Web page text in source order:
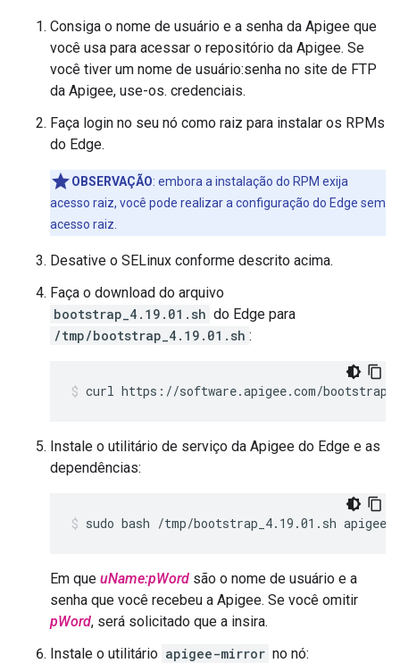
Consiga o nome de usuário e a senha da Apigee que
você usa para acessar o repositório da Apigee. Se
você tiver um nome de usuário:senha no site de FTP
da Apigee, use-os. credenciais.
Faça login no seu nó como raiz para instalar os RPMs
do Edge.
OBSERVAÇÃO: embora a instalação do RPM exija
acesso raiz, você pode realizar a configuração do Edge sem
acesso raiz.
Desative o SELinux conforme descrito acima.
Faça o download do arquivo
bootstrap_4.19.01.sh do Edge para
/tmp/bootstrap_4.19.01.sh :
curl https://software.apigee.com/
Instale o utilitário de serviço da Apigee do Edge e as
dependências:
sudo bash /tmp/bootstrap_4.19.01.sh
Em que uName:pWord são o nome de usuário e a
senha que você recebeu a Apigee. Se você omitir
pWord, será solicitado que a insira.
Instale o utilitário apigee-mirror no nó: